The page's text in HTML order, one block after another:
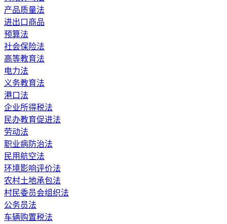
产品质量法
进出口商品
预算法
社会保险法
高等教育法
电力法
义务教育法
港口法
企业所得税法
民办教育促进法
劳动法
职业病防治法
民用航空法
环境影响评价法
农村土地承包法
村民委员会组织法
公务员法
车辆购置税法